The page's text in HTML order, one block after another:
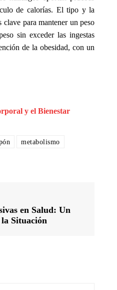
de calorías. El tipo y la
para mantener un peso
sin exceder las ingestas
de la obesidad, con un
y el Bienestar
metabolismo
en Salud: Un
Situación